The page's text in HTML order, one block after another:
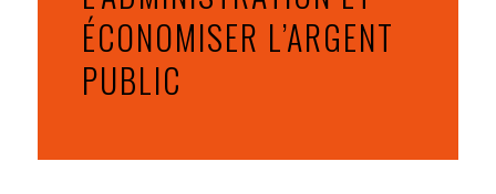
ÉCONOMISER L’ARGENT
PUBLIC